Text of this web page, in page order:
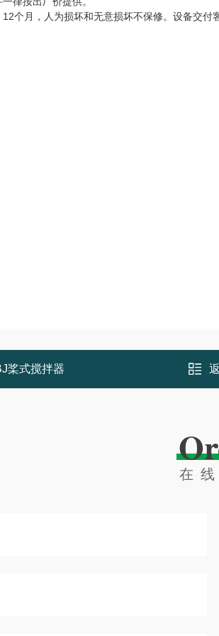
个月，人为损坏和无意损坏不保修。设备交付
桨式搅拌器
在